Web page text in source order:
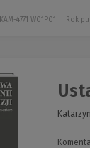
KAM-4771 W01P01 Rok